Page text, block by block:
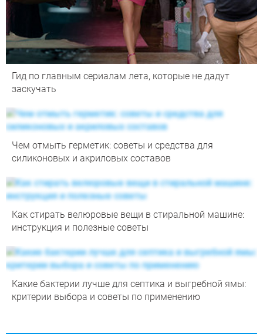
Гид по главным сериалам лета, которые не дадут
заскучать
Чем отмыть герметик: советы и средства для
силиконовых и акриловых составов
Как стирать велюровые вещи в стиральной машине:
инструкция и полезные советы
Какие бактерии лучше для септика и выгребной ямы:
критерии выбора и советы по применению